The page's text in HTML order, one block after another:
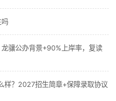
骧公办背景+90%上岸率，复读
样？2027招生简章+保障录取协议